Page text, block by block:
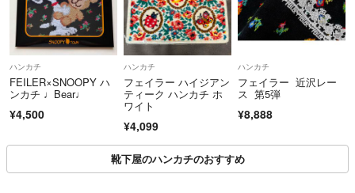
ハンカチ
FEILER×SNOOPY ハ
ンカチ ♩Bear♩
¥4,500
ハンカチ
フェイラー ハイジアン
ティーク ハンカチ ホ
ワイト
¥4,099
ハンカチ
フェイラー 近沢レー
ス 第5弾
¥8,888
靴下屋のハンカチのおすすめ